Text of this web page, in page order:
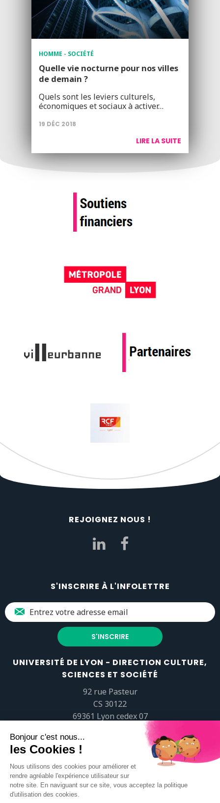
HOMME - SOCIÉTÉ
Quelle vie nocturne pour nos villes
de demain ?
Quels sont les leviers culturels,
économiques et sociaux à activer…
19 DÉC 2018
LIRE LA SUITE
REJOIGNEZ NOUS !
S'INSCRIRE À L'INFOLETTRE
UNIVERSITÉ DE LYON - DIRECTION CULTURE,
SCIENCES ET SOCIÉTÉ
92 rue Pasteur
CS 30122
69361 Lyon cedex 07
popsciences@universite-lyon.fr
Tél.+33 (0)4 37 37 82 01